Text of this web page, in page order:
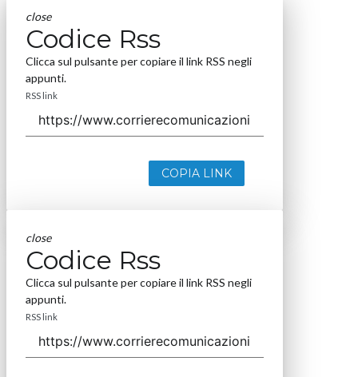
close
Codice Rss
Clicca sul pulsante per copiare il link RSS negli
appunti.
RSS link
COPIA LINK
close
Codice Rss
Clicca sul pulsante per copiare il link RSS negli
appunti.
RSS link